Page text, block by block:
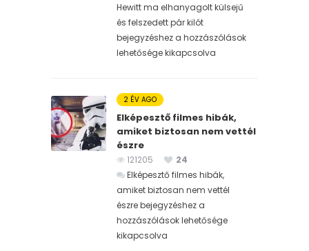
Hewitt ma elhanyagolt külsejű
és felszedett pár kilót
bejegyzéshez a hozzászólások
lehetősége kikapcsolva
2 ÉV AGO
Elképesztő filmes hibák,
amiket biztosan nem vettél
észre
121205
24
Elképesztő filmes hibák,
amiket biztosan nem vettél
észre bejegyzéshez a
hozzászólások lehetősége
kikapcsolva